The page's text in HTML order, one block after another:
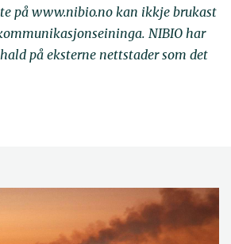
på www.nibio.no kan ikkje brukast
NIBIO har
på eksterne nettstader som det